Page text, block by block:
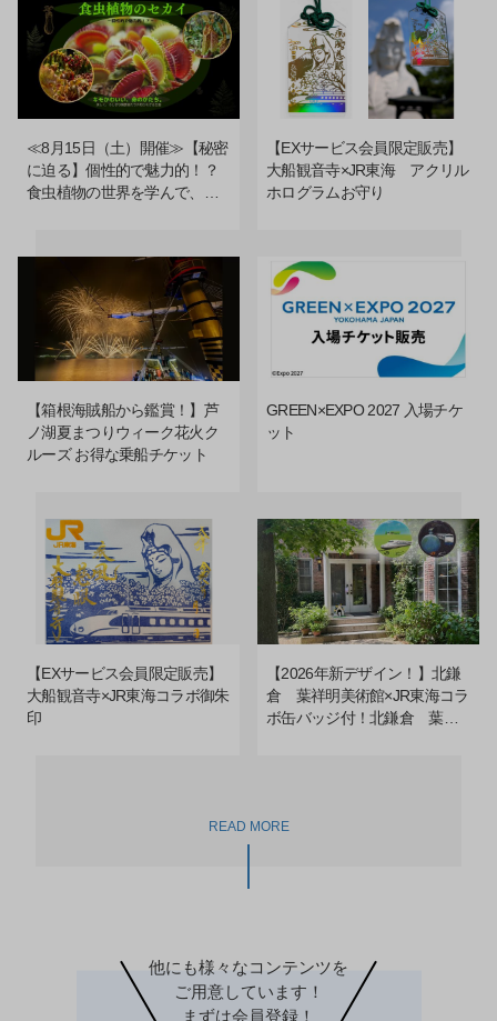
≪8月15日（土）開催≫【秘密
に迫る】個性的で魅力的！？
食虫植物の世界を学んで、観
【EXサービス会員限定販売】
大船観音寺×JR東海 アクリル
ホログラムお守り
【箱根海賊船から鑑賞！】芦
ノ湖夏まつりウィーク花火ク
ルーズ お得な乗船チケット
GREEN×EXPO 2027 入場チケ
ット
【EXサービス会員限定販売】
大船観音寺×JR東海コラボ御朱
印
【2026年新デザイン！】北鎌
倉 葉祥明美術館×JR東海コラ
ボ缶バッジ付！北鎌倉 葉祥
READ MORE
他にも様々なコンテンツを
ご用意しています！
まずは会員登録！